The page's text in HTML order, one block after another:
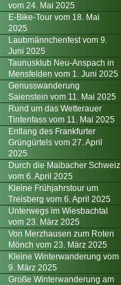
vom 24. Mai 2025
E-Bike-Tour vom 18. Mai
2025
Laubmännchenfest vom 9.
Juni 2025
Taunusklub Neu-Anspach in
Mensfelden vom 1. Juni 2025
Genusswanderung
Saienstein vom 11. Mai 2025
Rund um das Wetterauer
Tintenfass vom 11. Mai 2025
Entlang des Frankfurter
Grüngürtels vom 27. April
2025
Durch die Maibacher Schweiz
vom 6. April 2025
Kleine Frühjahrstour um
Treisberg vom 6. April 2025
Unterwegs im Wiesbachtal
vom 23. März 2025
Von Merzhausen zum Roten
Mönch vom 23. März 2025
Kleine Winterwanderung vom
9. März 2025
Große Winterwanderung am